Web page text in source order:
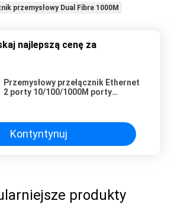
przemysłowy Dual Fibre 1000M
najlepszą cenę za
Przemysłowy przełącznik Ethernet
2 porty 10/100/1000M porty
Kontyntynuj
produkty